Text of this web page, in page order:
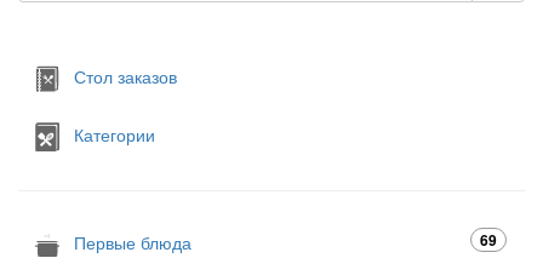
Стол заказов
Категории
Первые блюда 69